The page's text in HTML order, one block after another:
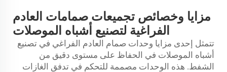
مزايا وخصائص تجميعات صمامات العادم
الفراغية لتصنيع أشباه الموصلات
تتمثل إحدى مزايا وحدات صمام العادم الفراغي في تصنيع
أشباه الموصلات في الحفاظ على مستوى دقيق من
الشفط. هذه الوحدات مصممة للتحكم في تدفق الغازات